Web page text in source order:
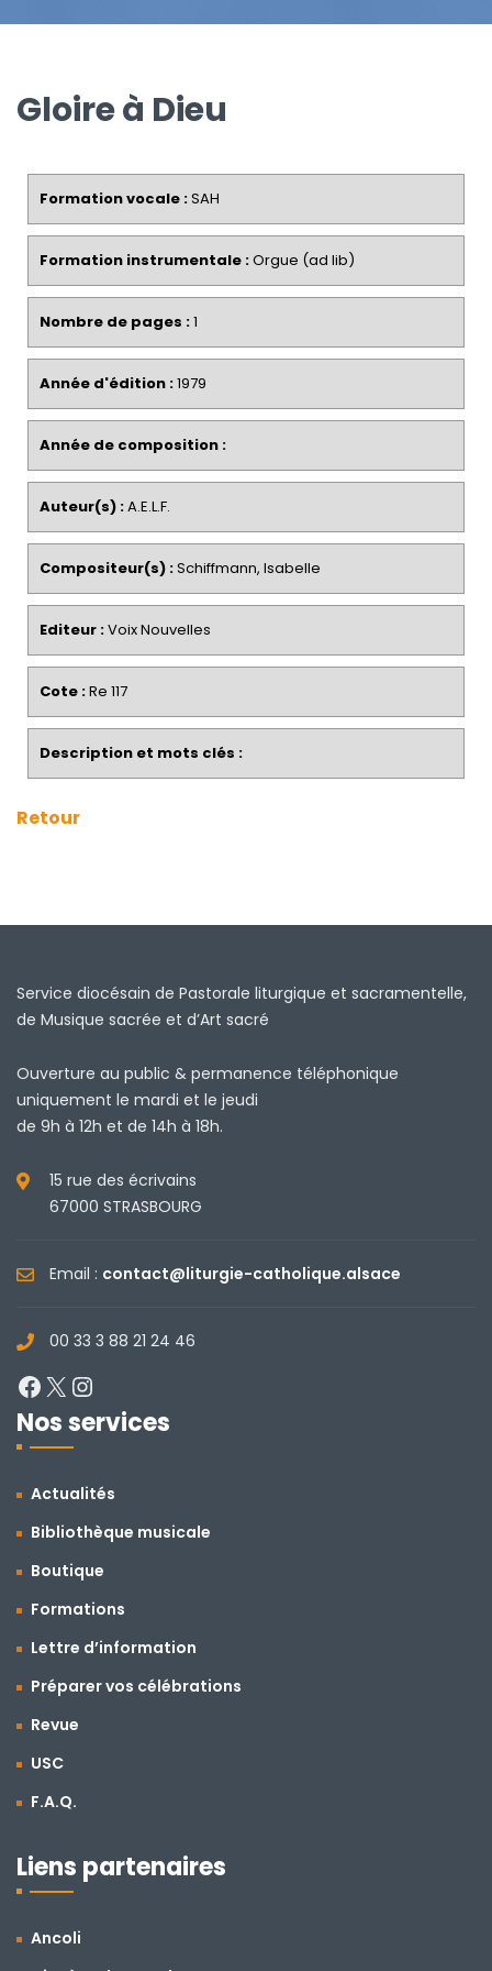
Gloire à Dieu
Formation vocale :SAH
Formation instrumentale :Orgue (ad lib)
Nombre de pages :1
Année d'édition :1979
Année de composition :
Auteur(s) :A.E.L.F.
Compositeur(s) :Schiffmann, Isabelle
Editeur :Voix Nouvelles
Cote :Re 117
Description et mots clés :
Retour
Service diocésain de Pastorale liturgique et sacramentelle,
de Musique sacrée et d’Art sacré
Ouverture au public & permanence téléphonique
uniquement le mardi et le jeudi
de 9h à 12h et de 14h à 18h.
15 rue des écrivains
67000 STRASBOURG
Email : contact@liturgie-catholique.alsace
00 33 3 88 21 24 46
Facebook
X
Nos services
Actualités
Bibliothèque musicale
Boutique
Formations
Lettre d’information
Préparer vos célébrations
Revue
USC
F.A.Q.
Liens partenaires
Ancoli